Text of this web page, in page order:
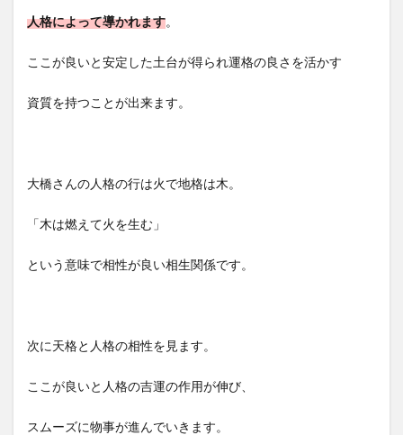
人格によって導かれます。
ここが良いと安定した土台が得られ運格の良さを活かす
資質を持つことが出来ます。
大橋さんの人格の行は火で地格は木。
「木は燃えて火を生む」
という意味で相性が良い相生関係です。
次に天格と人格の相性を見ます。
ここが良いと人格の吉運の作用が伸び、
スムーズに物事が進んでいきます。